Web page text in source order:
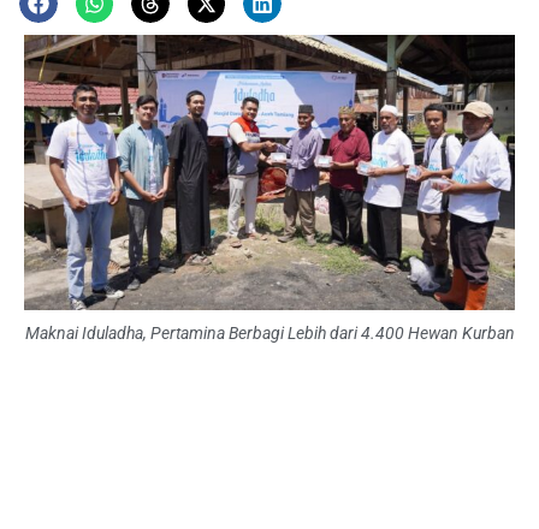
Maknai Iduladha, Pertamina Berbagi Lebih dari 4.400 Hewan Kurban